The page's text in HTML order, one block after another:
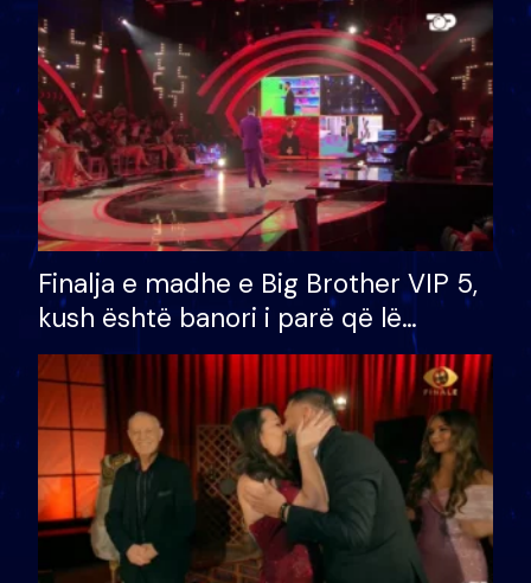
Finalja e madhe e Big Brother VIP 5,
kush është banori i parë që lë
shtëpinë dhe humb mundësinë për
të fituar çmimin e madh